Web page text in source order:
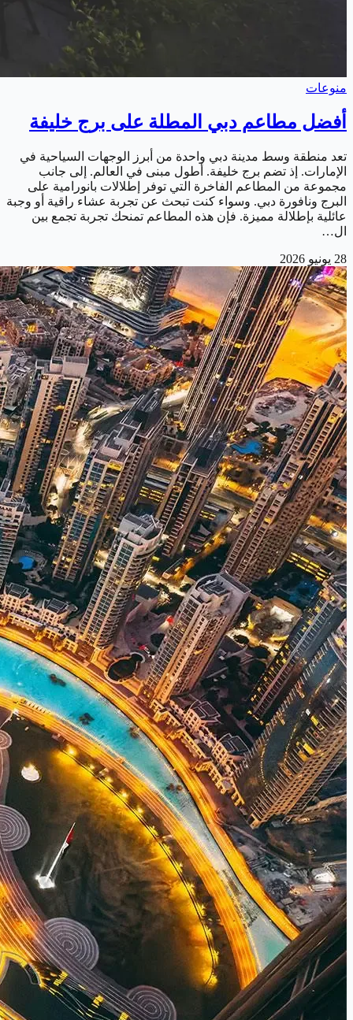
منوعات
أفضل مطاعم دبي المطلة على برج خليفة
تعد منطقة وسط مدينة دبي واحدة من أبرز الوجهات السياحية في
الإمارات. إذ تضم برج خليفة. أطول مبنى في العالم. إلى جانب
مجموعة من المطاعم الفاخرة التي توفر إطلالات بانورامية على
البرج ونافورة دبي. وسواء كنت تبحث عن تجربة عشاء راقية أو وجبة
عائلية بإطلالة مميزة. فإن هذه المطاعم تمنحك تجربة تجمع بين
ال…
28 يونيو 2026